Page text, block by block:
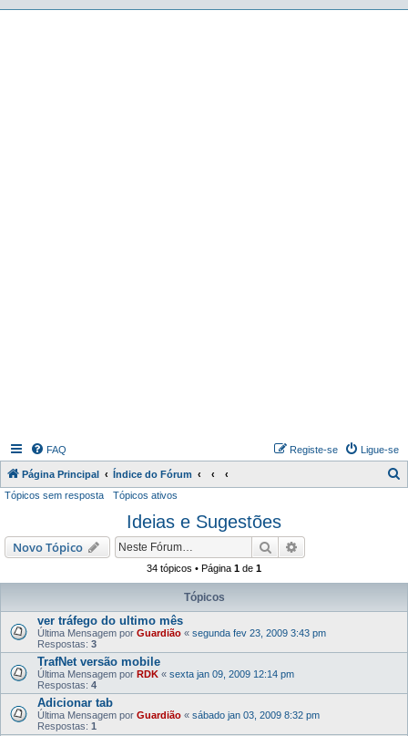
FAQ Ligue-se
Registe-se
Página Principal Índice do Fórum
i
Tópicos sem resposta Tópicos ativos
Ideias e Sugestões
Novo Tópico Pesquisar
34 tópicos • Página 1 de 1
Tópicos
ver tráfego do ultimo mês
Última Mensagem por Guardião « segunda fev 23, 2009 3:43 pm
Respostas: 3
TrafNet versão mobile
Última Mensagem por RDK « sexta jan 09, 2009 12:14 pm
Respostas: 4
Adicionar tab
Última Mensagem por Guardião « sábado jan 03, 2009 8:32 pm
Respostas: 1